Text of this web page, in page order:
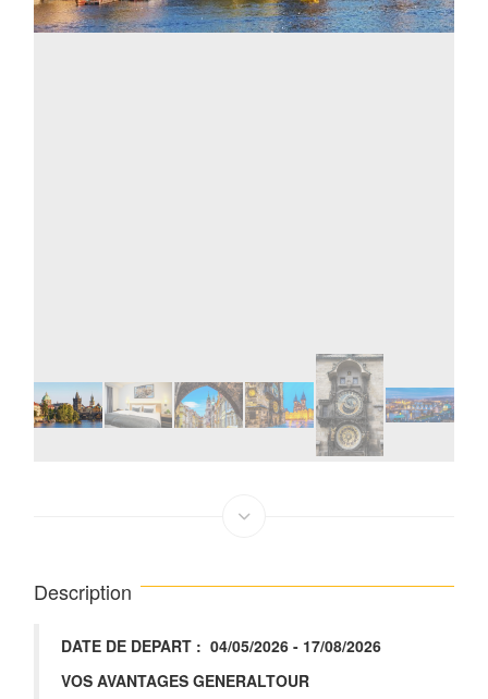
Description
DATE DE DEPART : 04/05/2026 - 17/08/2026
VOS AVANTAGES GENERALTOUR